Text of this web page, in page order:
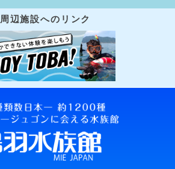
周辺施設へのリンク